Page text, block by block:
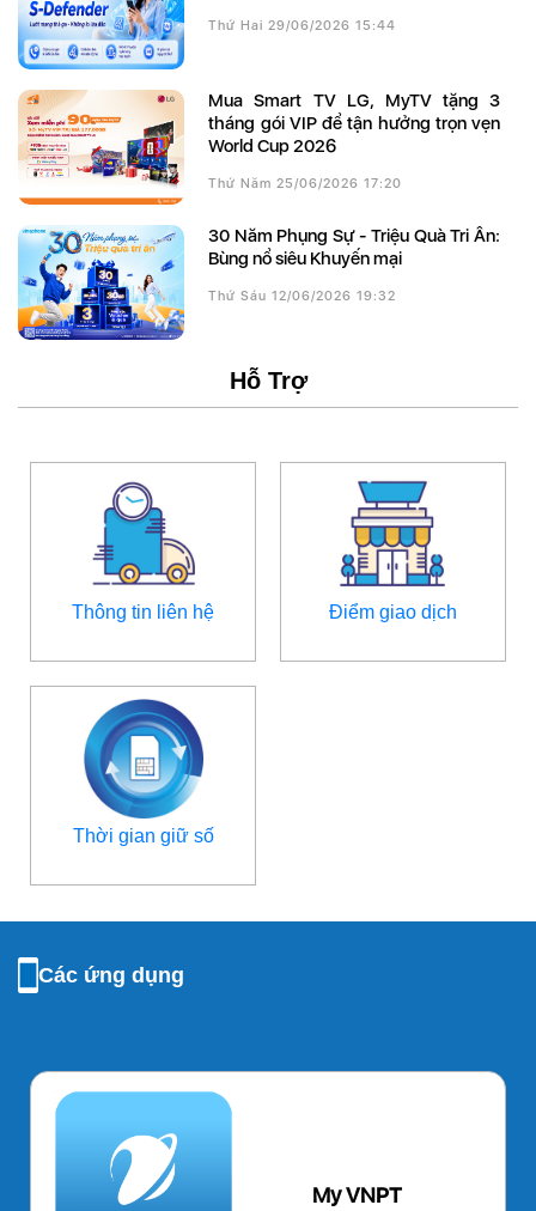
Thứ Hai 29/06/2026 15:44
Mua Smart TV LG, MyTV tặng 3
tháng gói VIP để tận hưởng trọn vẹn
World Cup 2026
Thứ Năm 25/06/2026 17:20
30 Năm Phụng Sự - Triệu Quà Tri Ân:
Bùng nổ siêu Khuyến mại
Thứ Sáu 12/06/2026 19:32
Hỗ Trợ
Thông tin liên hệ Điểm giao dịch
Thời gian giữ số
Các ứng dụng
My VNPT